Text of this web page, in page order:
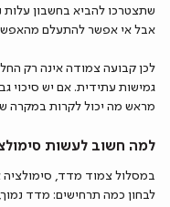
שתצטרכו להביא בחשבון
אבל אי אפשר להתעלם
לכן קבועה צמודה אינה רק
גמישות עתידית. אם יש סיכוי
מראש מה יכול לקרות במקרה
למה חשוב לעשות
במסלול צמוד מדד, סימולציה
לבחון כמה תרחישים: מדד